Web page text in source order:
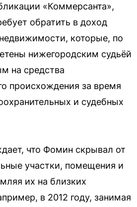
«Коммерсанта»,
обратить в доход
которые, по
нижегородским судьёй
на средства
происхождения за время
и судебных
что Фомин скрывал от
участки, помещения и
их на близких
в 2012 году, занимая